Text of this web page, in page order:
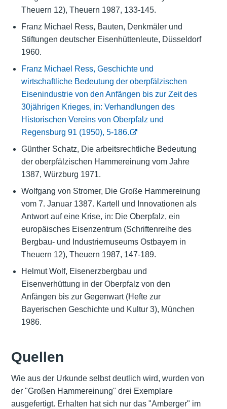
Theuern 12), Theuern 1987, 133-145.
Franz Michael Ress, Bauten, Denkmäler und
Stiftungen deutscher Eisenhüttenleute, Düsseldorf
1960.
Franz Michael Ress, Geschichte und
wirtschaftliche Bedeutung der oberpfälzischen
Eisenindustrie von den Anfängen bis zur Zeit des
30jährigen Krieges, in: Verhandlungen des
Historischen Vereins von Oberpfalz und
Regensburg 91 (1950), 5-186.
Günther Schatz, Die arbeitsrechtliche Bedeutung
der oberpfälzischen Hammereinung vom Jahre
1387, Würzburg 1971.
Wolfgang von Stromer, Die Große Hammereinung
vom 7. Januar 1387. Kartell und Innovationen als
Antwort auf eine Krise, in: Die Oberpfalz, ein
europäisches Eisenzentrum (Schriftenreihe des
Bergbau- und Industriemuseums Ostbayern in
Theuern 12), Theuern 1987, 147-189.
Helmut Wolf, Eisenerzbergbau und
Eisenverhüttung in der Oberpfalz von den
Anfängen bis zur Gegenwart (Hefte zur
Bayerischen Geschichte und Kultur 3), München
1986.
Quellen
Wie aus der Urkunde selbst deutlich wird, wurden von
der "Großen Hammereinung" drei Exemplare
ausgefertigt. Erhalten hat sich nur das "Amberger" im